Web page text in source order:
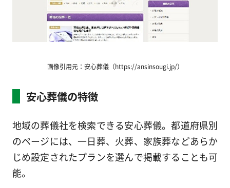
画像引用元：安心葬儀（https://ansinsougi.jp/）
安心葬儀の特徴
地域の葬儀社を検索できる安心葬儀。都道府県別
のページには、一日葬、火葬、家族葬などあらか
じめ設定されたプランを選んで掲載することも可
能。